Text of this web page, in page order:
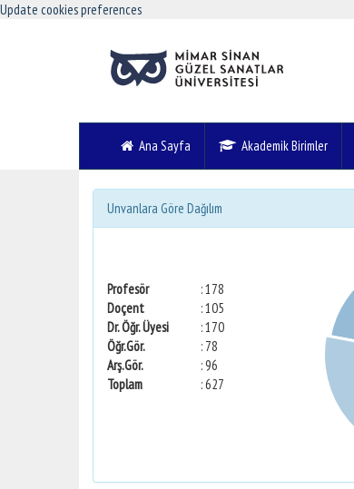
Update cookies preferences
Ana Sayfa Akademik Birimler
Unvanlara Göre Dağılım
Profesör
: 178
Doçent
: 105
Dr. Öğr. Üyesi
: 170
Öğr.Gör.
: 78
Arş.Gör.
: 96
Toplam
: 627